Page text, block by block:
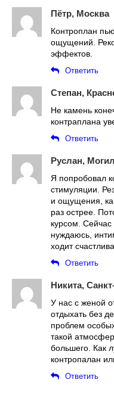
Пётр, Москва
Контроплан
ощущений.
эффектов.
Ответить
Степан,
Не камень
контраплана
Ответить
Руслан,
Я попробовал
стимуляции.
и ощущения,
раз острее.
курсом. Сейчас
нуждаюсь,
ходит
Ответить
Никита,
У нас с женой
отдыхать без
проблем
такой
большего. Как
контропалан
Ответить